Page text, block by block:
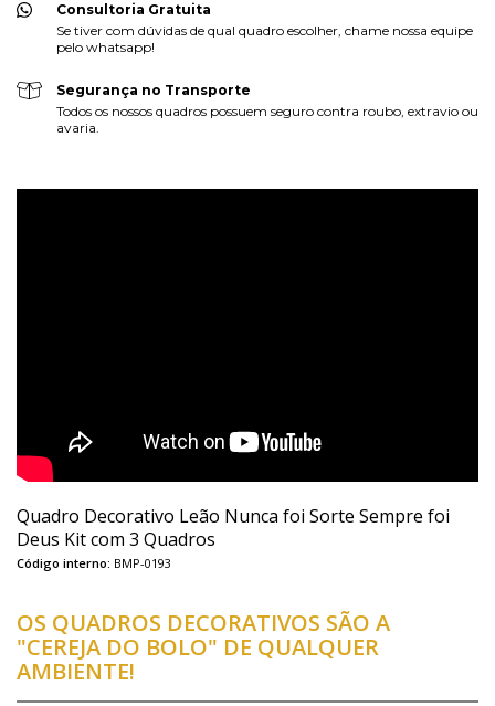
Consultoria Gratuita
Se tiver com dúvidas de qual quadro escolher, chame nossa equipe
pelo whatsapp!
Segurança no Transporte
Todos os nossos quadros possuem seguro contra roubo, extravio ou
avaria.
Quadro Decorativo Leão Nunca foi Sorte Sempre foi
Deus Kit com 3 Quadros
Código interno: BMP-0193
OS QUADROS DECORATIVOS SÃO A
"CEREJA DO BOLO" DE QUALQUER
AMBIENTE!